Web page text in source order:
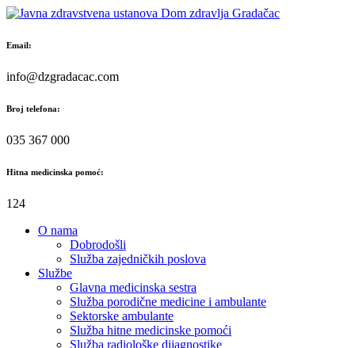
Skip
content
Email:
info@dzgradacac.com
Broj telefona:
035 367 000
Hitna medicinska pomoć:
124
O nama
Dobrodošli
Služba zajedničkih poslova
Službe
Glavna medicinska sestra
Služba porodične medicine i ambulante
Sektorske ambulante
Služba hitne medicinske pomoći
Služba radiološke dijagnostike